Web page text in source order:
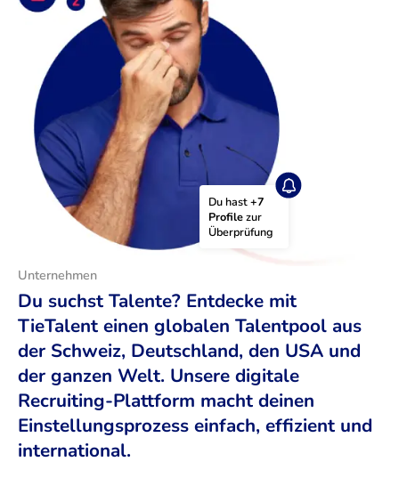
Du hast +7
Profile zur
Überprüfung
Unternehmen
Du suchst Talente? Entdecke mit
TieTalent einen globalen Talentpool aus
der Schweiz, Deutschland, den USA und
der ganzen Welt. Unsere digitale
Recruiting-Plattform macht deinen
Einstellungsprozess einfach, effizient und
international.